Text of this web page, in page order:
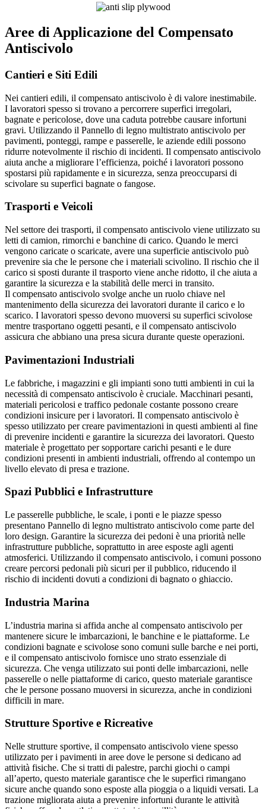
Aree di Applicazione del Compensato
Antiscivolo
Cantieri e Siti Edili
Nei cantieri edili, il compensato antiscivolo è di valore inestimabile.
I lavoratori spesso si trovano a percorrere superfici irregolari,
bagnate e pericolose, dove una caduta potrebbe causare infortuni
gravi. Utilizzando il Pannello di legno multistrato antiscivolo per
pavimenti, ponteggi, rampe e passerelle, le aziende edili possono
ridurre notevolmente il rischio di incidenti. Il compensato antiscivolo
aiuta anche a migliorare l’efficienza, poiché i lavoratori possono
spostarsi più rapidamente e in sicurezza, senza preoccuparsi di
scivolare su superfici bagnate o fangose.
Trasporti e Veicoli
Nel settore dei trasporti, il compensato antiscivolo viene utilizzato su
letti di camion, rimorchi e banchine di carico. Quando le merci
vengono caricate o scaricate, avere una superficie antiscivolo può
prevenire sia che le persone che i materiali scivolino. Il rischio che il
carico si sposti durante il trasporto viene anche ridotto, il che aiuta a
garantire la sicurezza e la stabilità delle merci in transito.
Il compensato antiscivolo svolge anche un ruolo chiave nel
mantenimento della sicurezza dei lavoratori durante il carico e lo
scarico. I lavoratori spesso devono muoversi su superfici scivolose
mentre trasportano oggetti pesanti, e il compensato antiscivolo
assicura che abbiano una presa sicura durante queste operazioni.
Pavimentazioni Industriali
Le fabbriche, i magazzini e gli impianti sono tutti ambienti in cui la
necessità di compensato antiscivolo è cruciale. Macchinari pesanti,
materiali pericolosi e traffico pedonale costante possono creare
condizioni insicure per i lavoratori. Il compensato antiscivolo è
spesso utilizzato per creare pavimentazioni in questi ambienti al fine
di prevenire incidenti e garantire la sicurezza dei lavoratori. Questo
materiale è progettato per sopportare carichi pesanti e le dure
condizioni presenti in ambienti industriali, offrendo al contempo un
livello elevato di presa e trazione.
Spazi Pubblici e Infrastrutture
Le passerelle pubbliche, le scale, i ponti e le piazze spesso
presentano Pannello di legno multistrato antiscivolo come parte del
loro design. Garantire la sicurezza dei pedoni è una priorità nelle
infrastrutture pubbliche, soprattutto in aree esposte agli agenti
atmosferici. Utilizzando il compensato antiscivolo, i comuni possono
creare percorsi pedonali più sicuri per il pubblico, riducendo il
rischio di incidenti dovuti a condizioni di bagnato o ghiaccio.
Industria Marina
L’industria marina si affida anche al compensato antiscivolo per
mantenere sicure le imbarcazioni, le banchine e le piattaforme. Le
condizioni bagnate e scivolose sono comuni sulle barche e nei porti,
e il compensato antiscivolo fornisce uno strato essenziale di
sicurezza. Che venga utilizzato sui ponti delle imbarcazioni, nelle
passerelle o nelle piattaforme di carico, questo materiale garantisce
che le persone possano muoversi in sicurezza, anche in condizioni
difficili in mare.
Strutture Sportive e Ricreative
Nelle strutture sportive, il compensato antiscivolo viene spesso
utilizzato per i pavimenti in aree dove le persone si dedicano ad
attività fisiche. Che si tratti di palestre, parchi giochi o campi
all’aperto, questo materiale garantisce che le superfici rimangano
sicure anche quando sono esposte alla pioggia o a liquidi versati. La
trazione migliorata aiuta a prevenire infortuni durante le attività